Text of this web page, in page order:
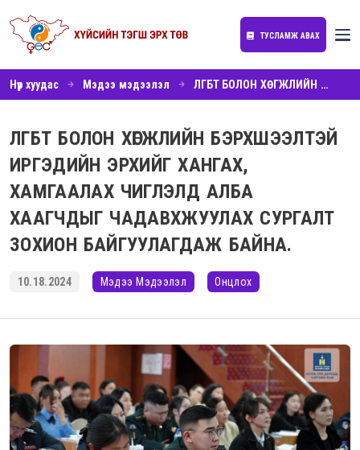
ТУСЛАМЖ АВАХ
Нүүр хуудас Мэдээ мэдээлэл ЛГБТ БОЛОН ХӨГЖЛИЙН БЭРХШЭЭЛТЭЙ ИРГЭДИЙН ЭРХИЙГ ХАНГАХ, ХАМГААЛАХ ЧИГЛЭЛД АЛБА ХААГЧДЫГ ЧАДАВХЖУУЛАХ СУРГАЛТ ЗОХИОН БАЙГУУЛАГДАЖ БАЙНА.
ЛГБТ БОЛОН ХӨГЖЛИЙН БЭРХШЭЭЛТЭЙ
ИРГЭДИЙН ЭРХИЙГ ХАНГАХ,
ХАМГААЛАХ ЧИГЛЭЛД АЛБА
ХААГЧДЫГ ЧАДАВХЖУУЛАХ СУРГАЛТ
ЗОХИОН БАЙГУУЛАГДАЖ БАЙНА.
10.18.2024 Мэдээ Мэдээлэл Онцлох